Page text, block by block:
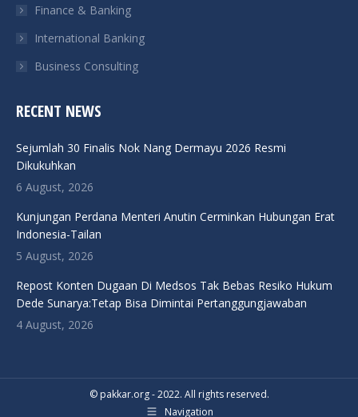
Finance & Banking
International Banking
Business Consulting
RECENT NEWS
Sejumlah 30 Finalis Nok Nang Dermayu 2026 Resmi
Dikukuhkan
6 August, 2026
Kunjungan Perdana Menteri Anutin Cerminkan Hubungan Erat
Indonesia-Tailan
5 August, 2026
Repost Konten Dugaan Di Medsos Tak Bebas Resiko Hukum
Dede Sunarya:Tetap Bisa Dimintai Pertanggungjawaban
4 August, 2026
© pakkar.org - 2022. All rights reserved.
Navigation